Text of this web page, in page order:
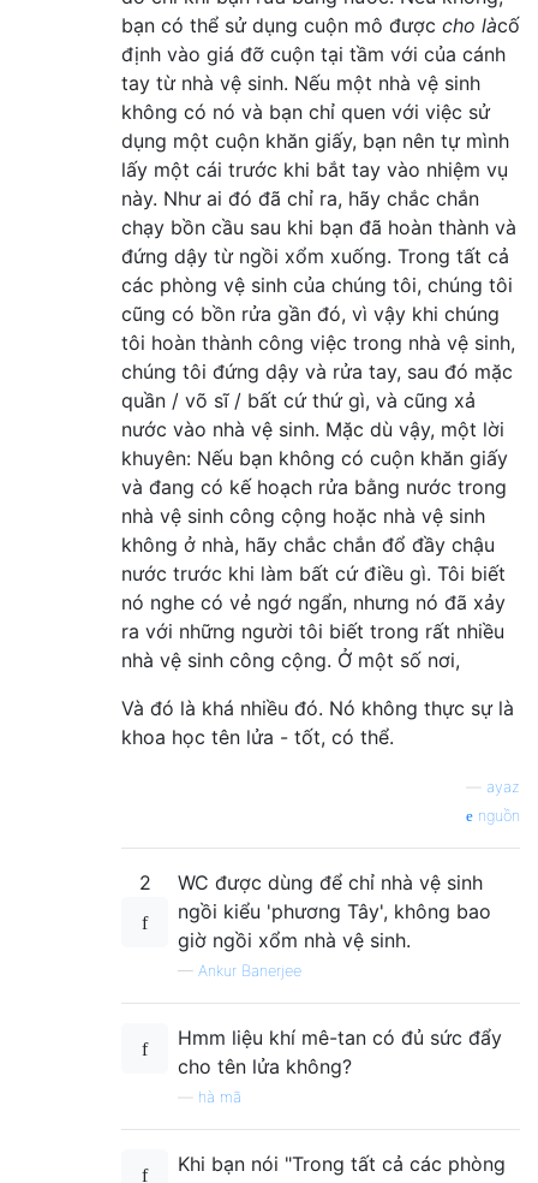
bạn có thể sử dụng cuộn mô được cho làcố
định vào giá đỡ cuộn tại tầm với của cánh
tay từ nhà vệ sinh. Nếu một nhà vệ sinh
không có nó và bạn chỉ quen với việc sử
dụng một cuộn khăn giấy, bạn nên tự mình
lấy một cái trước khi bắt tay vào nhiệm vụ
này. Như ai đó đã chỉ ra, hãy chắc chắn
chạy bồn cầu sau khi bạn đã hoàn thành và
đứng dậy từ ngồi xổm xuống. Trong tất cả
các phòng vệ sinh của chúng tôi, chúng tôi
cũng có bồn rửa gần đó, vì vậy khi chúng
tôi hoàn thành công việc trong nhà vệ sinh,
chúng tôi đứng dậy và rửa tay, sau đó mặc
quần / võ sĩ / bất cứ thứ gì, và cũng xả
nước vào nhà vệ sinh. Mặc dù vậy, một lời
khuyên: Nếu bạn không có cuộn khăn giấy
và đang có kế hoạch rửa bằng nước trong
nhà vệ sinh công cộng hoặc nhà vệ sinh
không ở nhà, hãy chắc chắn đổ đầy chậu
nước trước khi làm bất cứ điều gì. Tôi biết
nó nghe có vẻ ngớ ngẩn, nhưng nó đã xảy
ra với những người tôi biết trong rất nhiều
nhà vệ sinh công cộng. Ở một số nơi,
Và đó là khá nhiều đó. Nó không thực sự là
khoa học tên lửa - tốt, có thể.
ayaz
nguồn
2
WC được dùng để chỉ nhà vệ sinh
ngồi kiểu 'phương Tây', không bao
giờ ngồi xổm nhà vệ sinh.
— Ankur Banerjee
Hmm liệu khí mê-tan có đủ sức đẩy
cho tên lửa không?
hà mã
Khi bạn nói "Trong tất cả các phòng